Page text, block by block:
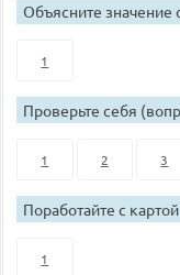
Объясните значение
1
Проверьте себя
1 2 3
Поработайте с картой
1